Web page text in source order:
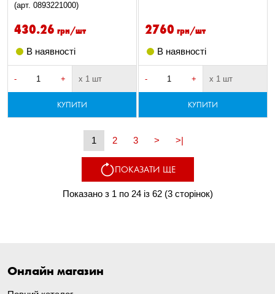
(арт. 0893221000)
430.26 грн/шт
В наявності
- + х 1 шт
КУПИТИ
2760 грн/шт
В наявності
- + х 1 шт
КУПИТИ
1 2 3 > >|
ПОКАЗАТИ ЩЕ
Показано з 1 по 24 із 62 (3 сторінок)
Онлайн магазин